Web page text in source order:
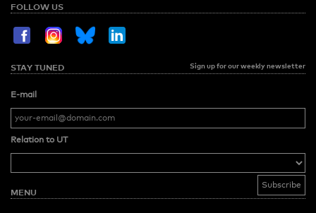
FOLLOW US
STAY TUNED Sign up for our weekly newsletter
E-mail
Relation to UT
MENU